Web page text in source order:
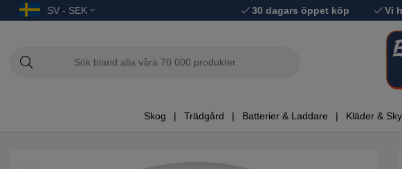
SV - SEK 30 dagars öppet köp Vi
Skog Trädgård Batterier & Laddare Kläder &